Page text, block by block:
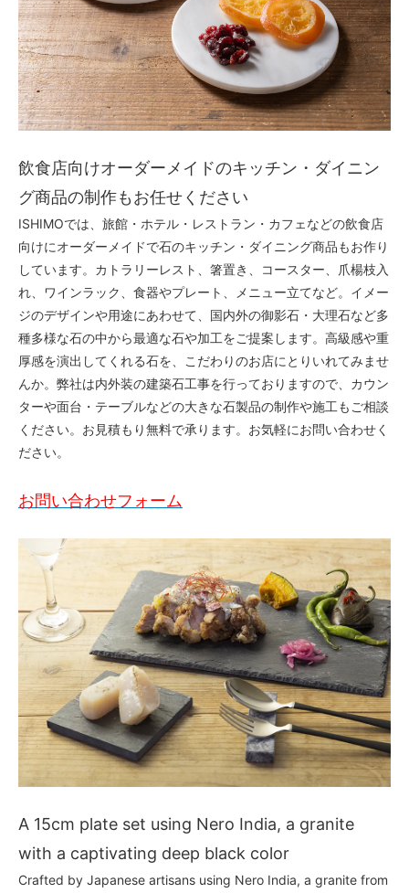
飲食店向けオーダーメイドのキッチン・ダイニン
グ商品の制作もお任せください
ISHIMOでは、旅館・ホテル・レストラン・カフェなどの飲食店
向けにオーダーメイドで石のキッチン・ダイニング商品もお作り
しています。カトラリーレスト、箸置き、コースター、爪楊枝入
れ、ワインラック、食器やプレート、メニュー立てなど。イメー
ジのデザインや用途にあわせて、国内外の御影石・大理石など多
種多様な石の中から最適な石や加工をご提案します。高級感や重
厚感を演出してくれる石を、こだわりのお店にとりいれてみませ
んか。弊社は内外装の建築石工事を行っておりますので、カウン
ターや面台・テーブルなどの大きな石製品の制作や施工もご相談
ください。お見積もり無料で承ります。お気軽にお問い合わせく
ださい。
お問い合わせフォーム
A 15cm plate set using Nero India, a granite
with a captivating deep black color
Crafted by Japanese artisans using Nero India, a granite from